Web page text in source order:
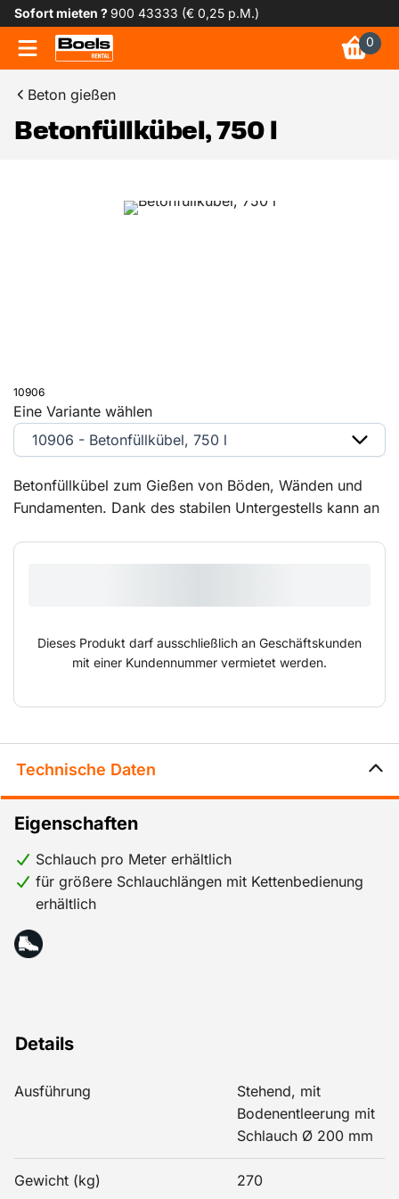
Sofort mieten ?900 43333 (€ 0,25 p.M.)
0
Beton gießen
Betonfüllkübel, 750 l
10906
Betonfüllkübel zum Gießen von Böden, Wänden und
Fundamenten. Dank des stabilen Untergestells kann an
mit Mannkorb sind ideal zum Gießen von
Dieses Produkt darf ausschließlich an Geschäftskunden
mit einer Kundennummer vermietet werden.
Eine Variante wählen
10906 - Betonfüllkübel, 750 l
Technische Daten
Details
Ausführung
Stehend, mit
Bodenentleerung mit
Schlauch Ø 200 mm
Gewicht (kg) 270
Eigenschaften
Schlauch pro Meter erhältlich
für größere Schlauchlängen mit Kettenbedienung
erhältlich